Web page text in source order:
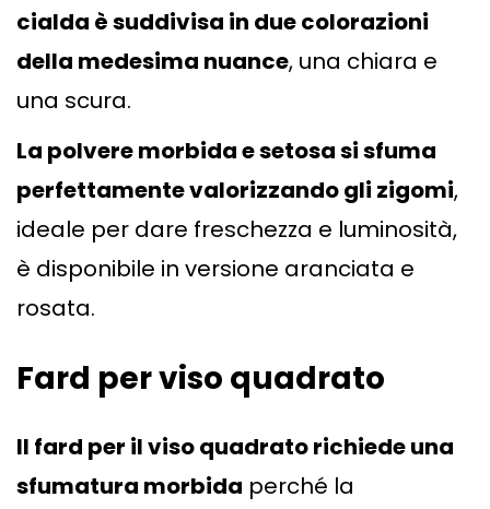
cialda è suddivisa in due colorazioni
della medesima nuance, una chiara e
una scura.
La polvere morbida e setosa si sfuma
perfettamente valorizzando gli zigomi,
ideale per dare freschezza e luminosità,
è disponibile in versione aranciata e
rosata.
Fard per viso quadrato
Il fard per il viso quadrato richiede una
sfumatura morbida perché la